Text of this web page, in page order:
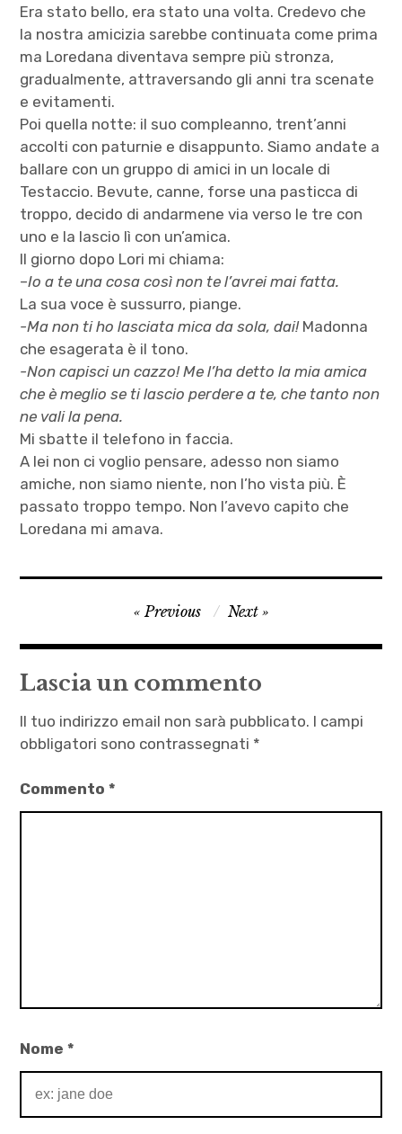
Era stato bello, era stato una volta. Credevo che
la nostra amicizia sarebbe continuata come prima
ma Loredana diventava sempre più stronza,
gradualmente, attraversando gli anni tra scenate
e evitamenti.
Poi quella notte: il suo compleanno, trent’anni
accolti con paturnie e disappunto. Siamo andate a
ballare con un gruppo di amici in un locale di
Testaccio. Bevute, canne, forse una pasticca di
troppo, decido di andarmene via verso le tre con
uno e la lascio lì con un’amica.
Il giorno dopo Lori mi chiama:
–Io a te una cosa così non te l’avrei mai fatta.
La sua voce è sussurro, piange.
-Ma non ti ho lasciata mica da sola, dai! Madonna
che esagerata è il tono.
-Non capisci un cazzo! Me l’ha detto la mia amica
che è meglio se ti lascio perdere a te, che tanto non
ne vali la pena.
Mi sbatte il telefono in faccia.
A lei non ci voglio pensare, adesso non siamo
amiche, non siamo niente, non l’ho vista più. È
passato troppo tempo. Non l’avevo capito che
Loredana mi amava.
,
M'ama
non
,
racconti
Navigazione
articoli
Previous Next
Lascia un commento
Il tuo indirizzo email non sarà pubblicato. I campi
obbligatori sono contrassegnati *
Commento*
Nome*